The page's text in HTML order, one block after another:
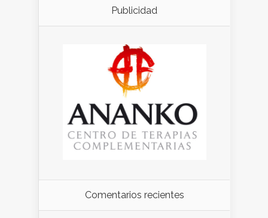
Publicidad
Comentarios recientes